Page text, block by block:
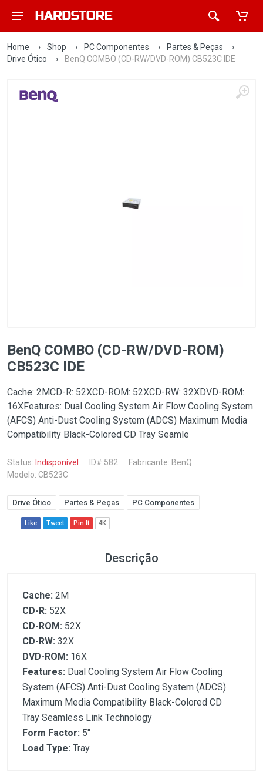
Home › Shop › PC Componentes › Partes & Peças
›
Drive Ótico
› BenQ COMBO (CD-RW/DVD-ROM) CB523C IDE
BenQ COMBO (CD-RW/DVD-ROM)
CB523C IDE
Cache: 2MCD-R: 52XCD-ROM: 52XCD-RW: 32XDVD-ROM:
16XFeatures: Dual Cooling System Air Flow Cooling System
(AFCS) Anti-Dust Cooling System (ADCS) Maximum Media
Compatibility Black-Colored CD Tray Seamle
Status: Indisponível ID# 582 Fabricante: BenQ
Modelo: CB523C
Drive Ótico Partes & Peças PC Componentes
Like Tweet Pin It 4K
Descrição
Cache: 2M
CD-R: 52X
CD-ROM: 52X
CD-RW: 32X
DVD-ROM: 16X
Features: Dual Cooling System Air Flow Cooling
System (AFCS) Anti-Dust Cooling System (ADCS)
Maximum Media Compatibility Black-Colored CD
Tray Seamless Link Technology
Form Factor: 5"
Load Type: Tray